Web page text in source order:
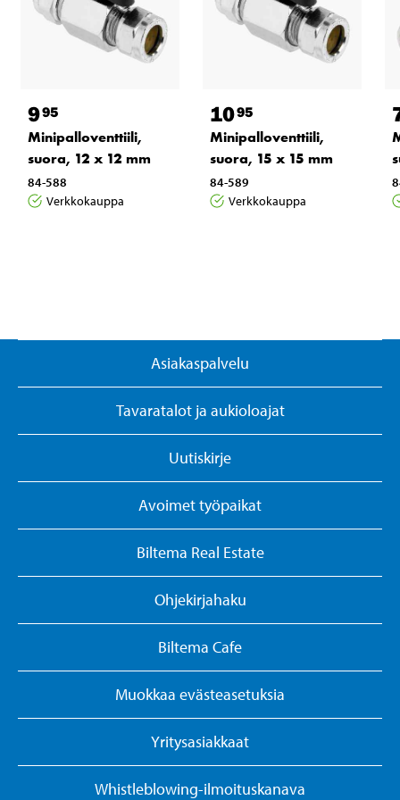
995
Minipalloventtiili,
suora, 12 x 12 mm
84-588
Verkkokauppa
1095
Minipalloventtiili,
suora, 15 x 15 mm
84-589
Verkkokauppa
Asiakaspalvelu
Tavaratalot ja aukioloajat
Uutiskirje
Avoimet työpaikat
Biltema Real Estate
Ohjekirjahaku
Biltema Cafe
Muokkaa evästeasetuksia
Yritysasiakkaat
Whistleblowing-ilmoituskanava